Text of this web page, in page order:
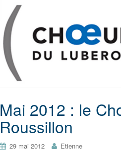
Mai 2012 : le
Roussillon
29 mai 2012 Etienne